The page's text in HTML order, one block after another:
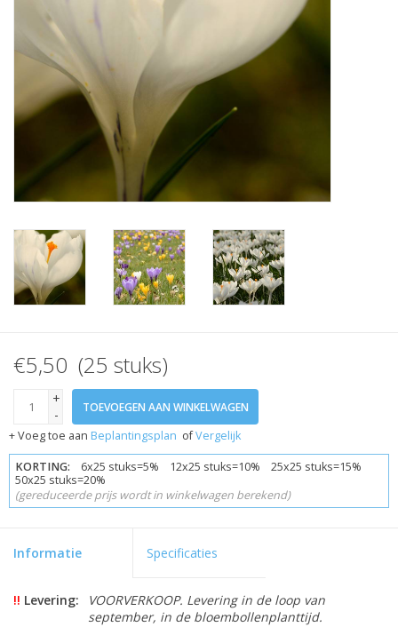
Advies
Onze tuinen!
Sterke Bollen Dagen
€5,50 (25 stuks)
+
-
TOEVOEGEN AAN WINKELWAGEN
+ Voeg toe aan Beplantingsplan ofVergelijk
KORTING: 6x25 stuks=5% 12x25 stuks=10% 25x25 stuks=15%
50x25 stuks=20%
(gereduceerde prijs wordt in winkelwagen berekend)
Informatie Specificaties
!! Levering:
VOORVERKOOP. Levering in de loop van
september, in de bloembollenplanttijd.